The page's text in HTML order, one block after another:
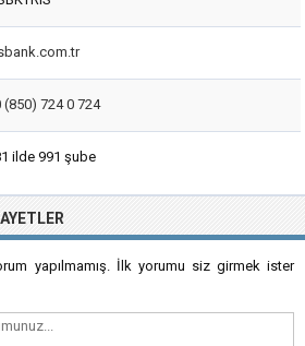
(850) 724 0 724
ilde 991 şube
yapılmamış. İlk yorumu siz girmek ister